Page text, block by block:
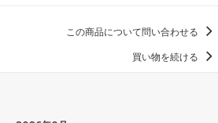
この商品について問い合わせる
買い物を続ける